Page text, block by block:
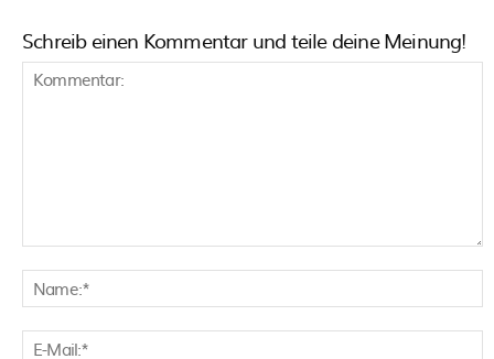
Schreib einen Kommentar und teile deine Meinung!